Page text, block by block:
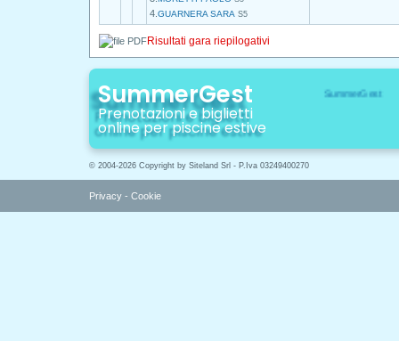
4. GUARNERA SARA S5
Risultati gara riepilogativi
SummerGest
Prenotazioni e biglietti
online per piscine estive
© 2004-2026 Copyright by Siteland Srl - P.Iva 03249400270
Privacy - Cookie